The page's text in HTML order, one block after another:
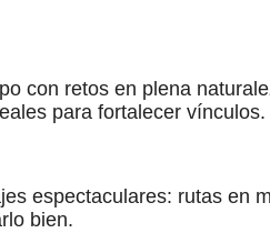
con retos en plena
para fortalecer vínculos.
espectaculares: rutas
bien.